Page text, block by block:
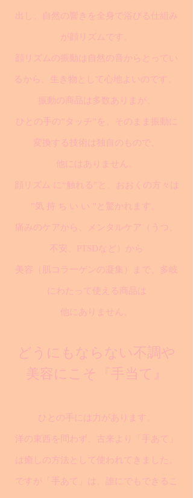
出し、自然の響きを全身で浴びる仕組み
が顔リズムです。
顔リズムの振動は自然の音からとってい
るから、生き物として心地よいのです。
振動の商品は多数ありまが、
ひとの手の”タッチ”を、そのまま振動に
変換する技術は独自のもので、
他にはありません。
顔リズム に“触れる”と、おおくの方々は
”気 持 ち い い ”と驚かれます。
痛みのケアから、メンタルケア（うつ、
不安、PTSDなど）から
美容（肌コラーゲンの凝集）まで、多岐
にわたって使える商品は
他にありません。
どうにもならない不調や
美容にこそ『手当て』
ひとの手には力があります。
洋の東西を問わず、古来より「手あて」
は癒しの方法として使われてきました。
ですが「手あて」は、誰にでもできるこ